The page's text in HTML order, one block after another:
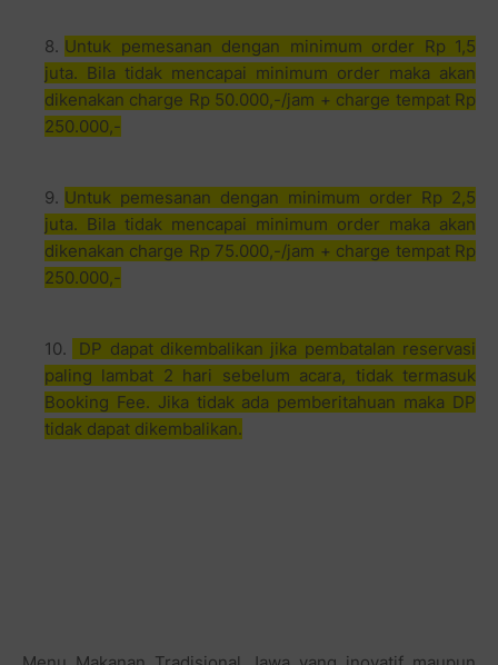
Untuk pemesanan dengan minimum order Rp 1,5
juta. Bila tidak mencapai minimum order maka akan
dikenakan charge Rp 50.000,-/jam + charge tempat Rp
250.000,-
Untuk pemesanan dengan minimum order Rp 2,5
juta. Bila tidak mencapai minimum order maka akan
dikenakan charge Rp 75.000,-/jam + charge tempat Rp
250.000,-
DP dapat dikembalikan jika pembatalan reservasi
paling lambat 2 hari sebelum acara, tidak termasuk
Booking Fee. Jika tidak ada pemberitahuan maka DP
tidak dapat dikembalikan.